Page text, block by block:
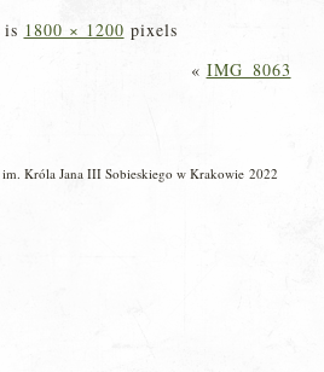
1800 × 1200 pixels
« IMG_8063
Króla Jana III Sobieskiego w Krakowie 2022